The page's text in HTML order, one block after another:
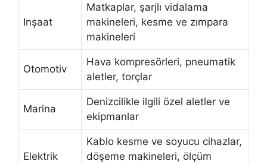
Inşaat
Matkaplar, şarjlı vidalama
makineleri, kesme ve zımpara
makineleri
Otomotiv
Hava kompresörleri, pneumatik
aletler, torçlar
Marina
Denizcilikle ilgili özel aletler ve
ekipmanlar
Elektrik
Kablo kesme ve soyucu cihazlar,
döşeme makineleri, ölçüm